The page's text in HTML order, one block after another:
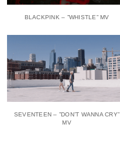
BLACKPINK – ”WHISTLE” MV
SEVENTEEN – ”DON’T WANNA CRY”
MV